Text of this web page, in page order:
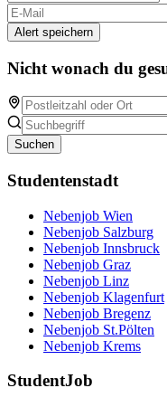
Alert speichern
Nicht wonach du
Suchen
Studentenstadt
Nebenjob Wien
Nebenjob Salzburg
Nebenjob Innsbruck
Nebenjob Graz
Nebenjob Linz
Nebenjob Klagenfurt
Nebenjob Bregenz
Nebenjob St.Pölten
Nebenjob Krems
StudentJob